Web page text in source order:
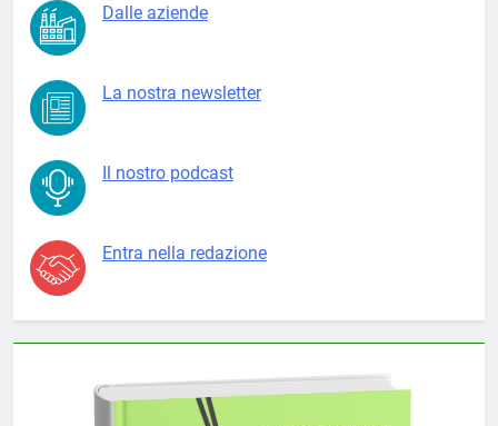
Dalle aziende
La nostra newsletter
Il nostro podcast
Entra nella redazione